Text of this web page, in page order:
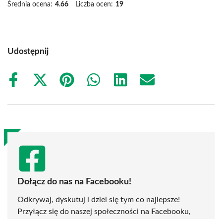
Średnia ocena: 4.66 Liczba ocen: 19
Udostępnij
Share
Share
(Twitter)
Share
Share
Share
Share
Dołącz do nas na Facebooku!
Odkrywaj, dyskutuj i dziel się tym co najlepsze!
Przyłącz się do naszej społeczności na Facebooku,